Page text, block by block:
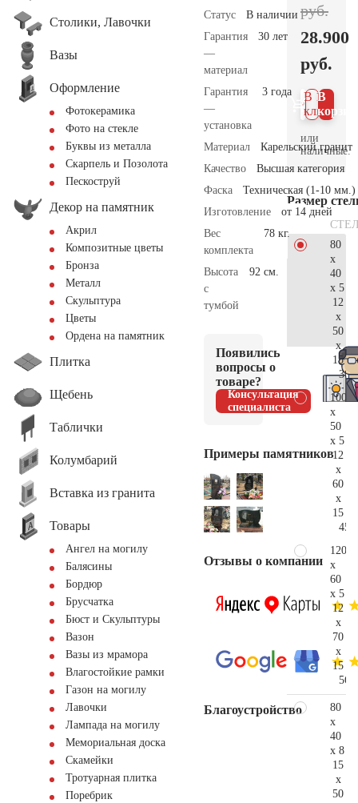
Столики, Лавочки
Вазы
Оформление
Фотокерамика
Фото на стекле
Буквы из металла
Скарпель и Позолота
Пескоструй
Декор на памятник
Акрил
Композитные цветы
Бронза
Металл
Скульптура
Цветы
Ордена на памятник
Плитка
Щебень
Таблички
Колумбарий
Вставка из гранита
Товары
Ангел на могилу
Балясины
Бордюр
Брусчатка
Бюст и Скульптуры
Вазон
Вазы из мрамора
Влагостойкие рамки
Газон на могилу
Лавочки
Лампада на могилу
Мемориальная доска
Скамейки
Тротуарная плитка
Поребрик
Статус
В наличии
Гарантия
—
материал
30 лет
Гарантия
—
установка
3 года
Материал
Карельский гранит
Качество
Высшая категория
Фаска
Техническая (1-10 мм.)
Изготовление
от 14 дней
Вес
комплекта
78 кг.
Высота
с
тумбой
92 см.
Появились
вопросы о
товаре?
Консультация
специалиста
Примеры памятников
Отзывы о компании
Благоустройство
руб.
28.900
руб.
В
В 1
клик
или
наличные.
Размер
80
x
40
x 5
12
x
50
x
15
100
x
50
x 5
12
x
60
x
15
120
x
60
x 5
12
x
70
x
15
80
x
40
x 8
15
x
50